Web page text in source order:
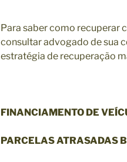
Para saber como recuperar
consultar advogado de sua
estratégia de recuperação
FINANCIAMENTO DE
PARCELAS ATRASADAS